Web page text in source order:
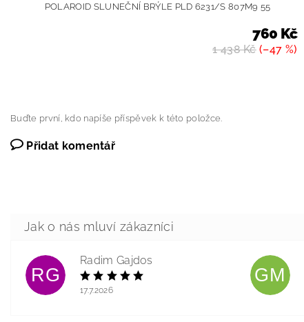
POLAROID SLUNEČNÍ BRÝLE PLD 6231/S 807M9 55
1 438 Kč(–47 %)
760 Kč
Buďte první, kdo napíše příspěvek k této položce.
Přidat komentář
RG
Radim Gajdos
17.7.2026
GM